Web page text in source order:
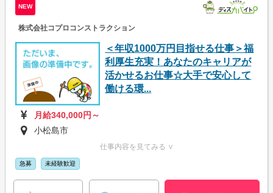
NEW
株式会社コプロコンストラクション
＜年収1000万円目指せる仕事＞福
利厚生充実！あなたのキャリアが
活かせるお仕事☆大手で安心して
働ける環...
月給340,000円～
小松島市
仕事内容を見てみる ∨
急募 未経験歓迎